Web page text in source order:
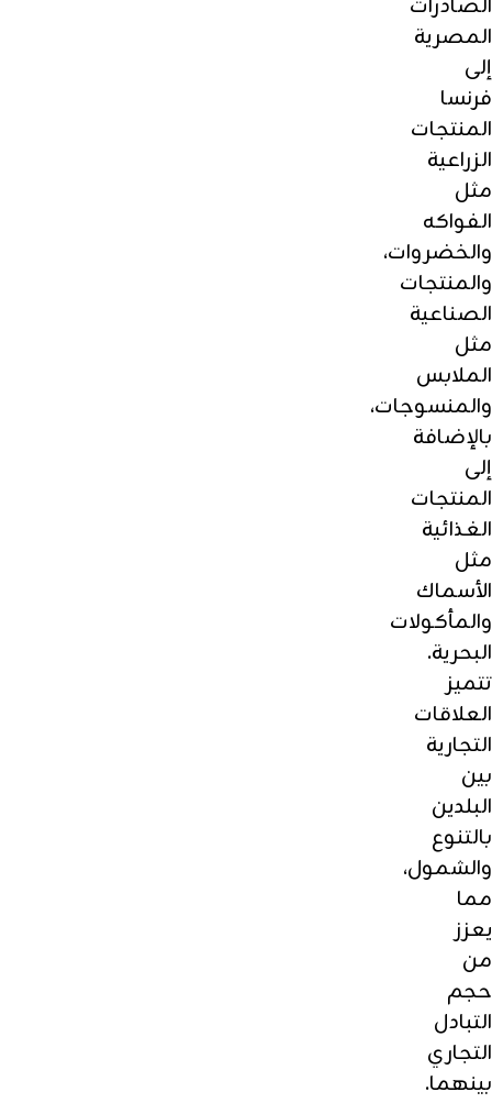
الصادرات
المصرية
إلى
فرنسا
المنتجات
الزراعية
مثل
الفواكه
والخضروات،
والمنتجات
الصناعية
مثل
الملابس
والمنسوجات،
بالإضافة
إلى
المنتجات
الغذائية
مثل
الأسماك
والمأكولات
البحرية.
تتميز
العلاقات
التجارية
بين
البلدين
بالتنوع
والشمول،
مما
يعزز
من
حجم
التبادل
التجاري
بينهما.